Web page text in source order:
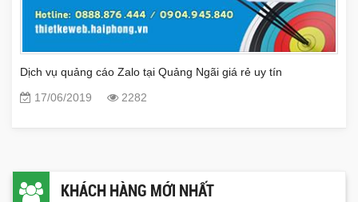
Dịch vụ quảng cáo Zalo tại Quảng Ngãi giá rẻ uy tín
17/06/2019
2282
KHÁCH HÀNG MỚI NHẤT